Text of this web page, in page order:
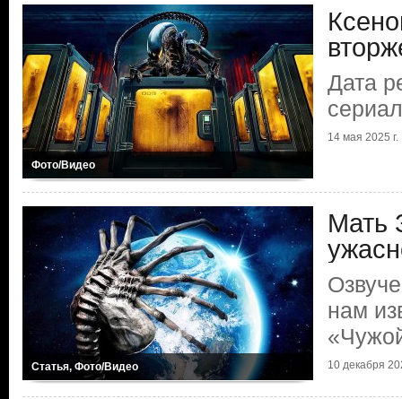
Фото/Видео
Дата
14 мая 2025 г.
Статья, Фото/Видео
Мать
нам
10 декабря